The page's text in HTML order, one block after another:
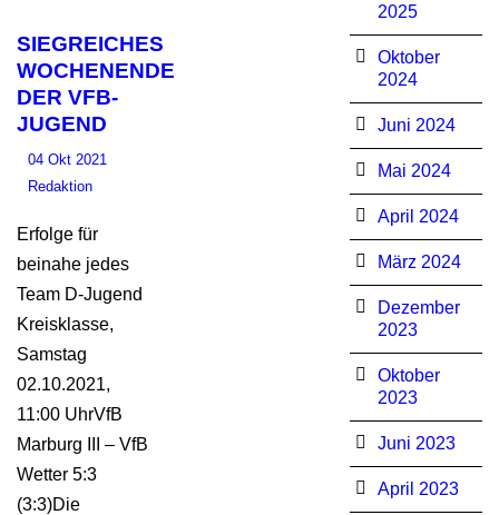
SIEGREICHES
WOCHENENDE
DER VFB-
JUGEND
04 Okt 2021
Redaktion
Erfolge für
beinahe jedes
Team D-Jugend
Kreisklasse,
Samstag
02.10.2021,
11:00 UhrVfB
Marburg III – VfB
Wetter 5:3
(3:3)Die
2025
Oktober
2024
Juni 2024
Mai 2024
April 2024
März 2024
Dezember
2023
Oktober
2023
Juni 2023
April 2023